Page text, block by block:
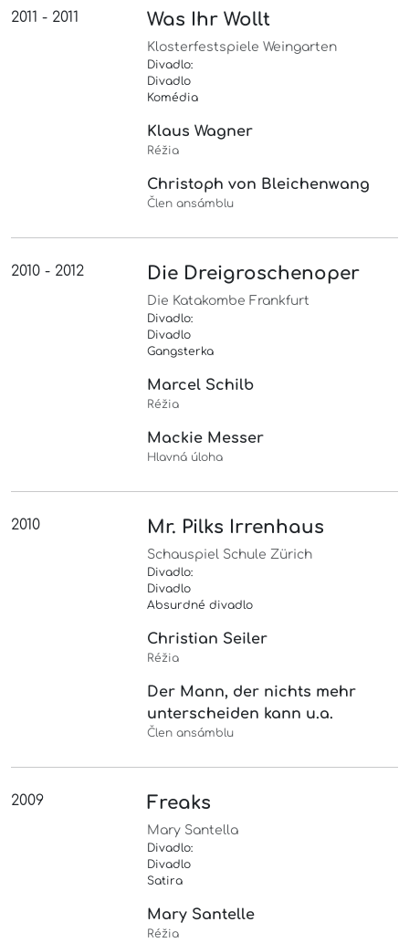
2011 - 2011 Was Ihr Wollt
Klosterfestspiele Weingarten
Divadlo:
Divadlo
Komédia
Klaus Wagner
Réžia
Christoph von Bleichenwang
Člen ansámblu
2010 - 2012 Die Dreigroschenoper
Die Katakombe Frankfurt
Divadlo:
Divadlo
Gangsterka
Marcel Schilb
Réžia
Mackie Messer
Hlavná úloha
2010 Mr. Pilks Irrenhaus
Schauspiel Schule Zürich
Divadlo:
Divadlo
Absurdné divadlo
Christian Seiler
Réžia
Der Mann, der nichts mehr
unterscheiden kann u.a.
Člen ansámblu
2009 Freaks
Mary Santella
Divadlo:
Divadlo
Satira
Mary Santelle
Réžia